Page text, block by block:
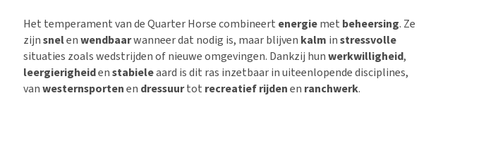
Het temperament van de Quarter Horse combineert energiemet beheersing. Ze
zijnsnelenwendbaarwanneer dat nodig is, maar blijven kalm instressvolle
situaties zoals wedstrijden of nieuwe omgevingen. Dankzij hunwerkwilligheid,
leergierigheidenstabieleaard is dit ras inzetbaar in uiteenlopende disciplines,
vanwesternsportenen dressuurtot recreatief rijdenen ranchwerk.